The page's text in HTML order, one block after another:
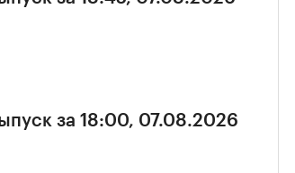
за 18:00, 07.08.2026